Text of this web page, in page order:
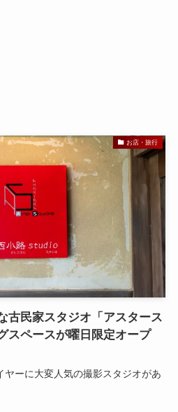
お店・旅行
古民家スタジオ「アスタース
スペースが曜日限定オープ
ーに大変人気の撮影スタジオがあ